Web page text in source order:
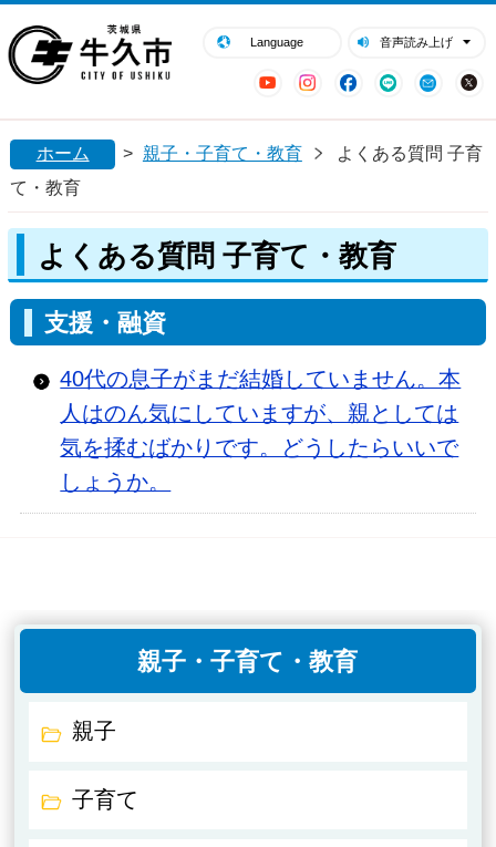
Language 音声読み上げ
YouTubeInstagram
Facebook
LINE Mail
閉じる
ホーム > 親子・子育て・教育
よくある質問 子育
て・教育
よくある質問 子育て・教育
支援・融資
40代の息子がまだ結婚していません。本
人はのん気にしていますが、親としては
気を揉むばかりです。どうしたらいいで
しょうか。
親子・子育て・教育
親子
子育て